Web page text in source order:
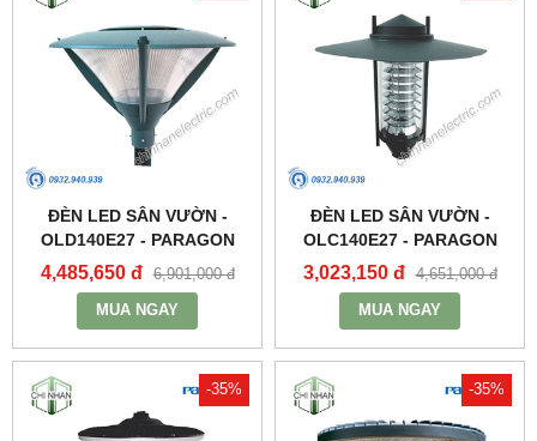
ĐÈN LED SÂN VƯỜN -
OLD140E27 - PARAGON
4,485,650 đ 6,901,000 đ
MUA NGAY
ĐÈN LED SÂN VƯỜN -
OLC140E27 - PARAGON
3,023,150 đ 4,651,000 đ
MUA NGAY
-35% -35%